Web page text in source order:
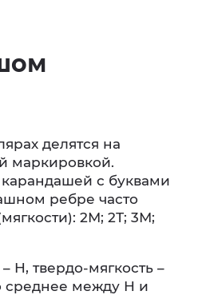
делятся на
маркировкой.
с буквами
ребре часто
2М; 2Т; 3М;
Н, твердо-мягкость –
среднее между Н и